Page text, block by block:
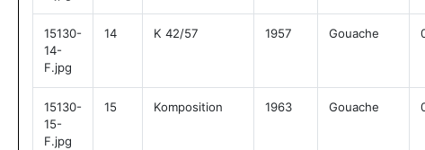
15130-
14-
F.jpg
14 K 42/57 1957 Gouache
15130-
15-
F.jpg
15 Komposition 1963 Gouache